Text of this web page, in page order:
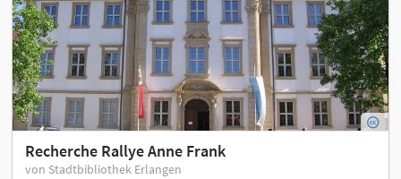
Recherche Rallye Anne Frank
von Stadtbibliothek Erlangen